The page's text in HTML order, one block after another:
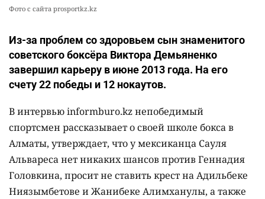
Фото с сайта prosportkz.kz
Из-за проблем со здоровьем сын знаменитого
советского боксёра Виктора Демьяненко
завершил карьеру в июне 2013 года. На его
счету 22 победы и 12 нокаутов.
В интервью informburo.kz непобедимый
спортсмен рассказывает о своей школе бокса в
Алматы, утверждает, что у мексиканца Сауля
Альвареса нет никаких шансов против Геннадия
Головкина, просит не ставить крест на Адильбеке
Ниязымбетове и Жанибеке Алимханулы, а также